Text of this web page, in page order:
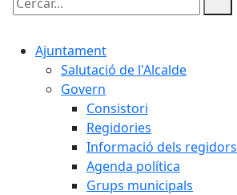
Cercar:
Ajuntament
Salutació de l'Alcalde
Govern
Consistori
Regidories
Informació dels regidors
Agenda política
Grups municipals